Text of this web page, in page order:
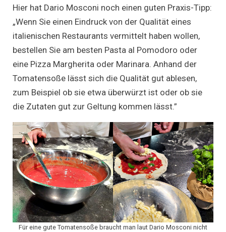
Hier hat Dario Mosconi noch einen guten Praxis-Tipp:
„Wenn Sie einen Eindruck von der Qualität eines
italienischen Restaurants vermittelt haben wollen,
bestellen Sie am besten Pasta al Pomodoro oder
eine Pizza Margherita oder Marinara. Anhand der
Tomatensoße lässt sich die Qualität gut ablesen,
zum Beispiel ob sie etwa überwürzt ist oder ob sie
die Zutaten gut zur Geltung kommen lässt.”
Für eine gute Tomatensoße braucht man laut Dario Mosconi nicht